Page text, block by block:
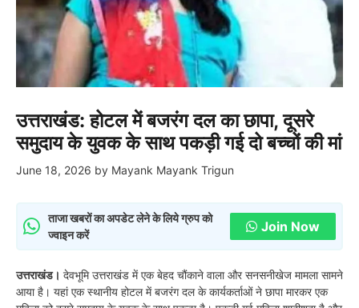
उत्तराखंड: होटल में बजरंग दल का छापा, दूसरे
समुदाय के युवक के साथ पकड़ी गई दो बच्चों की मां
June 18, 2026 by Mayank Mayank Trigun
ताजा खबरों का अपडेट लेने के लिये ग्रुप को
ज्वाइन करें
Join Now
उत्तराखंड। देवभूमि उत्तराखंड में एक बेहद चौंकाने वाला और सनसनीखेज मामला सामने
आया है। यहां एक स्थानीय होटल में बजरंग दल के कार्यकर्ताओं ने छापा मारकर एक